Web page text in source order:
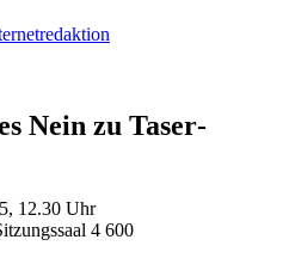
Nein zu Taser-
12.30 Uhr
4 600